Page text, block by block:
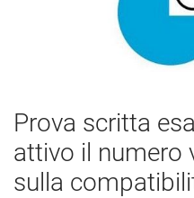
Prova scritta
attivo il numero
sulla